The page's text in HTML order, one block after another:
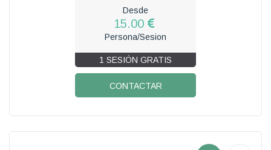
Desde
15.00
Persona/Sesion
1 SESIÓN GRATIS
CONTACTAR